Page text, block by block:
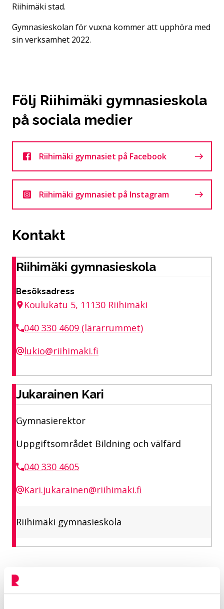
Riihimäki stad.
Gymnasieskolan för vuxna kommer att upphöra med
sin verksamhet 2022.
Följ Riihimäki gymnasieskola
på sociala medier
Riihimäki gymnasiet på Facebook
Riihimäki gymnasiet på Instagram
Kontakt
Riihimäki gymnasieskola
Besöksadress
Koulukatu 5, 11130 Riihimäki
040 330 4609 (lärarrummet)
lukio@riihimaki.fi
Jukarainen Kari
Gymnasierektor
Uppgiftsområdet Bildning och välfärd
040 330 4605
Kari.jukarainen@riihimaki.fi
Riihimäki gymnasieskola